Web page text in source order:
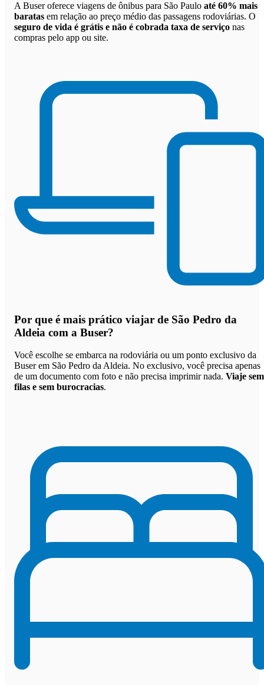
A Buser oferece viagens de ônibus para São Paulo até 60% mais
baratas em relação ao preço médio das passagens rodoviárias. O
seguro de vida é grátis e não é cobrada taxa de serviço nas
compras pelo app ou site.
Por que é mais prático viajar de São Pedro da
Aldeia com a Buser?
Você escolhe se embarca na rodoviária ou um ponto exclusivo da
Buser em São Pedro da Aldeia. No exclusivo, você precisa apenas
de um documento com foto e não precisa imprimir nada. Viaje sem
filas e sem burocracias.